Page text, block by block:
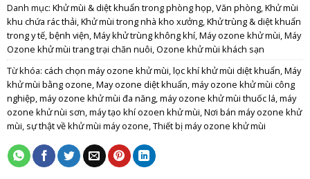
Danh mục: Khử mùi & diệt khuẩn trong phòng họp, Văn phòng,Khử mùi
khu chứa rác thải,Khử mùi trong nhà kho xưởng,Khử trùng & diệt khuẩn
trong y tế, bệnh viện,Máy khử trùng không khí,Máy ozone khử mùi,Máy
Ozone khử mùi trang trại chăn nuôi,Ozone khử mùi khách sạn
Từ khóa: cách chọn máy ozone khử mùi,lọc khí khử mùi diệt khuẩn,Máy
khử mùi bằng ozone,May ozone diệt khuẩn,máy ozone khử mùi công
nghiệp,máy ozone khử mùi đa năng,máy ozone khử mùi thuốc lá,máy
ozone khử nùi sơn,máy tạo khí ozoen khử mùi,Nơi bán máy ozone khử
mùi, sự thật về khử mùi máy ozone,Thiết bị máy ozone khử mùi